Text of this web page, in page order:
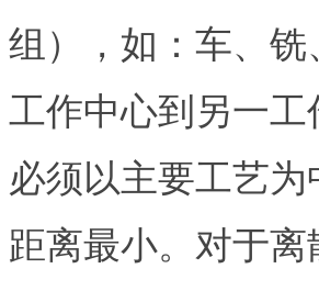
组），如：车、
工作中心到另一
必须以主要工艺
距离最小。对于